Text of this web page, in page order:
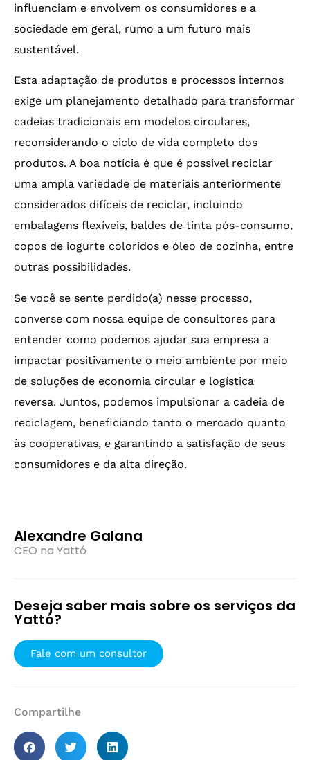
influenciam e envolvem os consumidores e a
sociedade em geral, rumo a um futuro mais
sustentável.
Esta adaptação de produtos e processos internos
exige um planejamento detalhado para transformar
cadeias tradicionais em modelos circulares,
reconsiderando o ciclo de vida completo dos
produtos. A boa notícia é que é possível reciclar
uma ampla variedade de materiais anteriormente
considerados difíceis de reciclar, incluindo
embalagens flexíveis, baldes de tinta pós-consumo,
copos de iogurte coloridos e óleo de cozinha, entre
outras possibilidades.
Se você se sente perdido(a) nesse processo,
converse com nossa equipe de consultores para
entender como podemos ajudar sua empresa a
impactar positivamente o meio ambiente por meio
de soluções de economia circular e logística
reversa. Juntos, podemos impulsionar a cadeia de
reciclagem, beneficiando tanto o mercado quanto
às cooperativas, e garantindo a satisfação de seus
consumidores e da alta direção.
Alexandre Galana
CEO na Yattó
Deseja saber mais sobre os serviços da
Yattó?
Fale com um consultor
Compartilhe